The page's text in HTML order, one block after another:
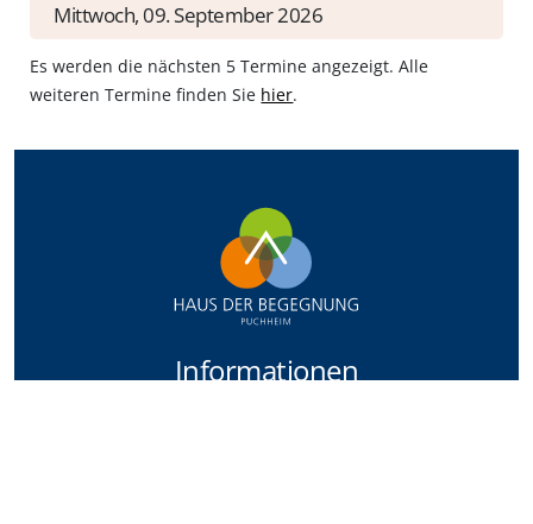
Mittwoch, 09. September 2026
Es werden die nächsten 5 Termine angezeigt. Alle
weiteren Termine finden Sie hier.
Informationen